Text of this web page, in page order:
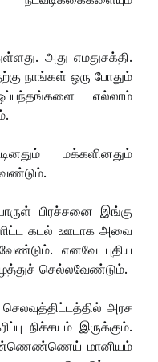
அது எமதுசக்தி.
நாங்கள் ஒரு போதும்
எல்லாம்
மக்களினதும்
பிரச்சனை இங்கு
கடல் ஊடாக அவை
எனவே புதிய
செல்லவேண்டும்.
அரச
நிச்சயம் இருக்கும்.
மானியம்